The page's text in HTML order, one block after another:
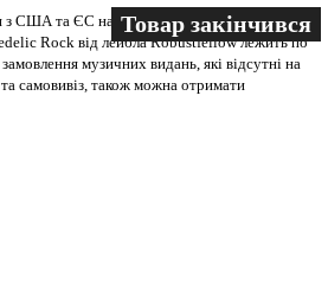
з США та ЄС на всіх носіях. В магазині
Rock від лейбла Robustfellow лежить по
музичних видань, які відсутні на
самовивіз, також можна отримати
Товар закінчився
Товар закінчився